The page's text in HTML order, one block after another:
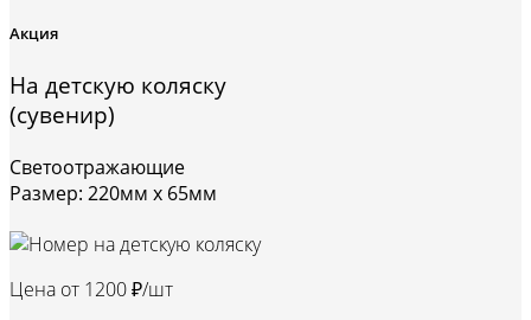
Акция
На детскую коляску
(сувенир)
Светоотражающие
Размер: 220мм х 65мм
Цена от 1200 ₽/шт